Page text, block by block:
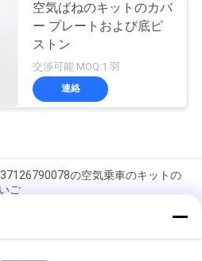
空気ばねのキットのカバ
ー プレートおよび底ピ
ストン
交渉可能 MOQ:1 羽
連絡
の空気乗車のキットの
ご
ピストン/カバー プレート
す